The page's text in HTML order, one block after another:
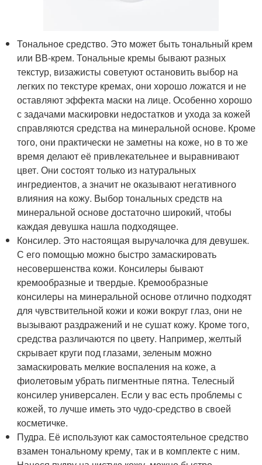
Тональное средство. Это может быть тональный крем
или ВВ-крем. Тональные кремы бывают разных
текстур, визажисты советуют остановить выбор на
легких по текстуре кремах, они хорошо ложатся и не
оставляют эффекта маски на лице. Особенно хорошо
с задачами маскировки недостатков и ухода за кожей
справляются средства на минеральной основе. Кроме
того, они практически не заметны на коже, но в то же
время делают её привлекательнее и выравнивают
цвет. Они состоят только из натуральных
ингредиентов, а значит не оказывают негативного
влияния на кожу. Выбор тональных средств на
минеральной основе достаточно широкий, чтобы
каждая девушка нашла подходящее.
Консилер. Это настоящая выручалочка для девушек.
С его помощью можно быстро замаскировать
несовершенства кожи. Консилеры бывают
кремообразные и твердые. Кремообразные
консилеры на минеральной основе отлично подходят
для чувствительной кожи и кожи вокруг глаз, они не
вызывают раздражений и не сушат кожу. Кроме того,
средства различаются по цвету. Например, желтый
скрывает круги под глазами, зеленым можно
замаскировать мелкие воспаления на коже, а
фиолетовым убрать пигментные пятна. Телесный
консилер универсален. Если у вас есть проблемы с
кожей, то лучше иметь это чудо-средство в своей
косметичке.
Пудра. Её используют как самостоятельное средство
взамен тональному крему, так и в комплекте с ним.